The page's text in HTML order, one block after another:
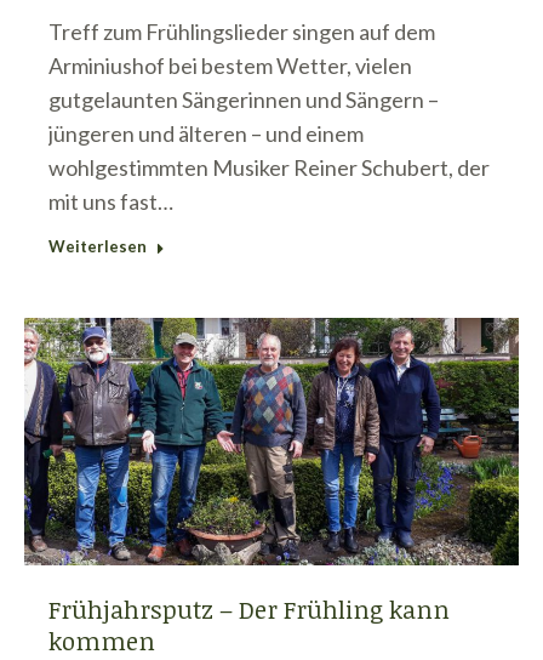
Treff zum Frühlingslieder singen auf dem
Arminiushof bei bestem Wetter, vielen
gutgelaunten Sängerinnen und Sängern –
jüngeren und älteren – und einem
wohlgestimmten Musiker Reiner Schubert, der
mit uns fast…
Weiterlesen
Frühjahrsputz – Der Frühling kann
kommen